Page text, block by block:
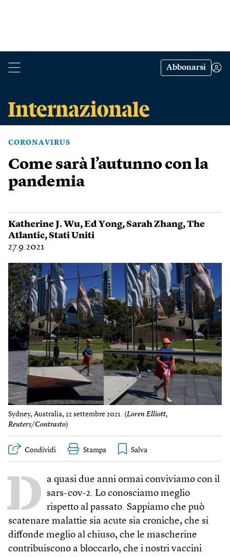
Abbonarsi
CORONAVIRUS
Come sarà l’autunno con la
pandemia
Katherine J. Wu,Ed Yong,Sarah Zhang,The
Atlantic,Stati Uniti
27.9.2021
Sydney, Australia, 22 settembre 2021. (Loren Elliott,
Reuters/Contrasto)
Condividi Stampa
D
a quasi due anni ormai conviviamo con il
sars-cov-2. Lo conosciamo meglio
rispetto al passato. Sappiamo che può
scatenare malattie sia acute sia croniche, che si
diffonde meglio al chiuso, che le mascherine
contribuiscono a bloccarlo, che i nostri vaccini